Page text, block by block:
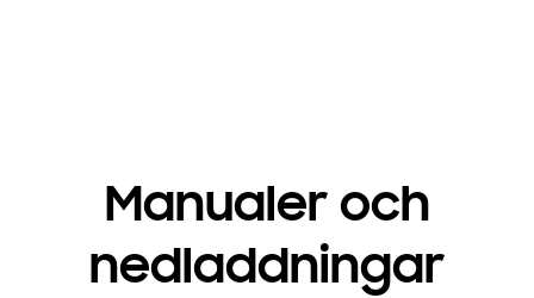
Manualer och
nedladdningar